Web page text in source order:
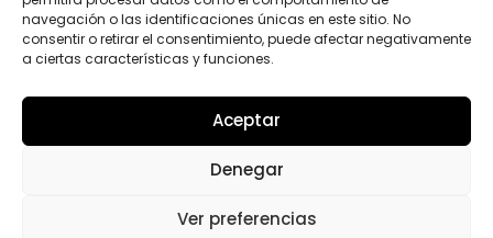
navegación o las identificaciones únicas en este sitio. No
consentir o retirar el consentimiento, puede afectar negativamente
a ciertas características y funciones.
Aceptar
Denegar
Ver preferencias
n
t
i
a
Productos relacionados